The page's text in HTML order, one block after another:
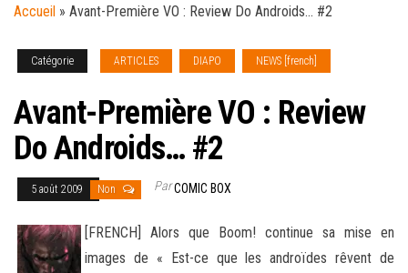
Accueil » Avant-Première VO : Review Do Androids… #2
Catégorie ARTICLES DIAPO NEWS [french]
Avant-Première VO : Review
Do Androids… #2
5 août 2009 Non ParCOMIC BOX
[FRENCH] Alors que Boom! continue sa mise en
images de « Est-ce que les androïdes rêvent de